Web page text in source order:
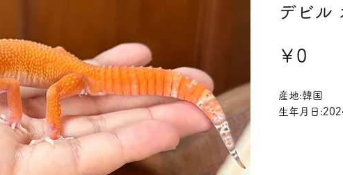
デビル
￥0
格
産地:韓国
生年月日